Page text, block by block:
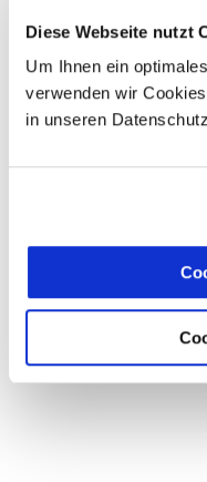
Diese Webseite nutzt
Um Ihnen ein
verwenden wir
in unseren
Landkarte